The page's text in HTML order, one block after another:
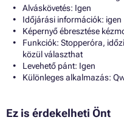
Alváskövetés: Igen
Időjárási információk: igen
Képernyő ébresztése
Funkciók: Stopperóra,
közül választhat
Levehető pánt: Igen
Különleges alkalmazás:
Ez is érdekelheti Önt